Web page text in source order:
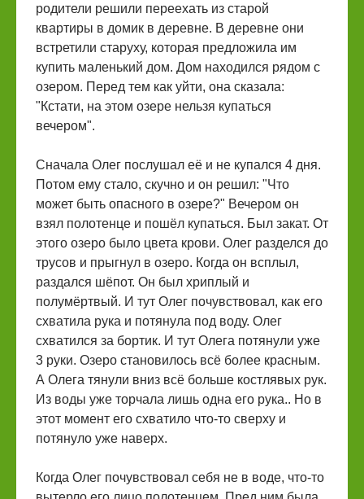
родители решили переехать из старой
квартиры в домик в деревне. В деревне они
встретили старуху, которая предложила им
купить маленький дом. Дом находился рядом с
озером. Перед тем как уйти, она сказала:
"Кстати, на этом озере нельзя купаться
вечером".
Сначала Олег послушал её и не купался 4 дня.
Потом ему стало, скучно и он решил: "Что
может быть опасного в озере?" Вечером он
взял полотенце и пошёл купаться. Был закат. От
этого озеро было цвета крови. Олег разделся до
трусов и прыгнул в озеро. Когда он всплыл,
раздался шёпот. Он был хриплый и
полумёртвый. И тут Олег почувствовал, как его
схватила рука и потянула под воду. Олег
схватился за бортик. И тут Олега потянули уже
3 руки. Озеро становилось всё более красным.
А Олега тянули вниз всё больше костлявых рук.
Из воды уже торчала лишь одна его рука.. Но в
этот момент его схватило что-то сверху и
потянуло уже наверх.
Когда Олег почувствовал себя не в воде, что-то